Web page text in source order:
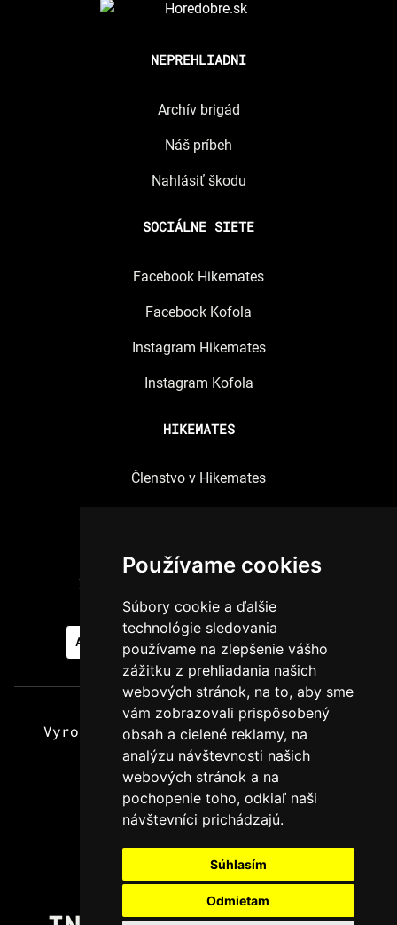
Používame cookies
Súbory cookie a ďalšie
technológie sledovania
používame na zlepšenie vášho
zážitku z prehliadania našich
webových stránok, na to, aby sme
vám zobrazovali prispôsobený
obsah a cielené reklamy, na
analýzu návštevnosti našich
webových stránok a na
pochopenie toho, odkiaľ naši
návštevníci prichádzajú.
Súhlasím
Odmietam
NEPREHLIADNI
Archív brigád
Náš príbeh
Nahlásiť škodu
SOCIÁLNE SIETE
Facebook Hikemates
Facebook Kofola
Instagram Hikemates
Instagram Kofola
HIKEMATES
Členstvo v Hikemates
Zmeniť nastavenia súhlasov s cookies
AKTUÁLNE BRIGÁDY PRIDAJ SA K NÁM
Vyrobené s najväčšou láskou k horám
© Hikemates x Kofola 2024.
Všetky práva vyhradené.
V prípade otázok nám napíš: